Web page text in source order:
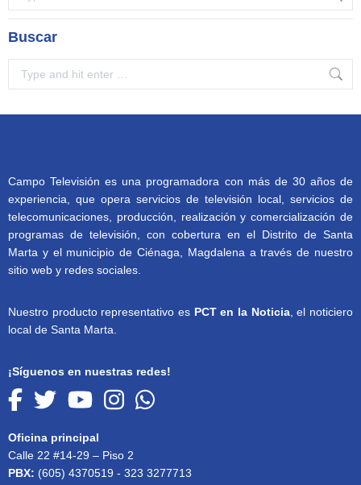
Buscar
Campo Televisión es una programadora con más de 30 años de
experiencia, que opera servicios de televisión local, servicios de
telecomunicaciones, producción, realización y comercialización de
programas de televisión, con cobertura en el Distrito de Santa
Marta y el municipio de Ciénaga, Magdalena a través de nuestro
sitio web y redes sociales.
Nuestro producto representativo es PCT en la Noticia, el noticiero
local de Santa Marta.
¡Síguenos en nuestras redes!
Oficina principal
Calle 22 #14-29 – Piso 2
PBX: (605) 4370519 - 323 3277713